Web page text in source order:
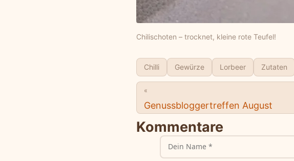
Chilischoten – trocknet, kleine rote Teufel!
Chilli Gewürze Lorbeer Zutaten
«
Genussbloggertreffen August
Kommentare